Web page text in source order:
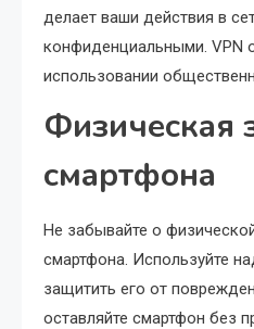
делает ваши действия в
конфиденциальными. VPN
использовании
Физическая
смартфона
Не забывайте о
смартфона. Используйте
защитить его от
оставляйте смартфон без